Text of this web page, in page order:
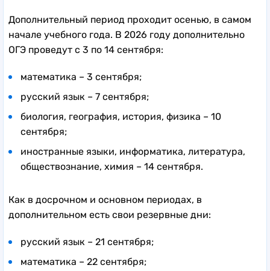
Дополнительный период проходит осенью, в самом
начале учебного года. В 2026 году дополнительно
ОГЭ проведут с 3 по 14 сентября:
математика – 3 сентября;
русский язык – 7 сентября;
биология, география, история, физика – 10
сентября;
иностранные языки, информатика, литература,
обществознание, химия – 14 сентября.
Как в досрочном и основном периодах, в
дополнительном есть свои резервные дни:
русский язык – 21 сентября;
математика – 22 сентября;